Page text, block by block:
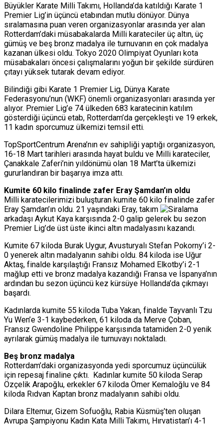
Büyükler Karate Milli Takımı, Hollanda’da katıldığı Karate 1
Premier Lig’in üçüncü etabından mutlu dönüyor. Dünya
sıralamasına puan veren organizasyonlar arasında yer alan
Rotterdam’daki müsabakalarda Milli karateciler üç altın, üç
gümüş ve beş bronz madalya ile turnuvanın en çok madalya
kazanan ülkesi oldu. Tokyo 2020 Olimpiyat Oyunları kota
müsabakaları öncesi çalışmalarını yoğun bir şekilde sürdüren
çıtayı yüksek tutarak devam ediyor.
Bilindiği gibi Karate 1 Premier Lig, Dünya Karate
Federasyonu’nun (WKF) önemli organizasyonları arasında yer
alıyor. Premier Lig’e 74 ülkeden 683 karatecinin katılım
gösterdiği üçüncü etab, Rotterdam’da gerçekleşti ve 19 erkek,
11 kadın sporcumuz ülkemizi temsil etti.
TopSportCentrum Arena’nın ev sahipliği yaptığı organizasyon,
16-18 Mart tarihleri arasında hayat buldu ve Milli karateciler,
Çanakkale Zaferi’nin yıldönümü olan 18 Mart’ta ülkemizi
gururlandıran bir başarıya imza attı.
Kumite 60 kilo finalinde zafer Eray Şamdan’ın oldu
Milli karatecilerimizi buluşturan kumite 60 kilo finalinde zafer
Eray Şamdan’ın oldu. 21 yaşındaki Eray, takım
arkadaşı Aykut Kaya karşısında 2-0 galip gelerek bu sezon
Premier Lig’de üst üste ikinci altın madalyasını kazandı.
Kumite 67 kiloda Burak Uygur, Avusturyalı Stefan Pokorny’i 2-
0 yenerek altın madalyanın sahibi oldu. 84 kiloda ise Uğur
Aktaş, finalde karşılaştığı Fransız Mohamed Elkotby’i 2-1
mağlup etti ve bronz madalya kazandığı Fransa ve İspanya’nın
ardından bu sezon üçüncü kez kürsüye Hollanda’da çıkmayı
başardı.
Kadınlarda kumite 55 kiloda Tuba Yakan, finalde Tayvanlı Tzu
Yu Wen’e 3-1 kaybederken, 61 kiloda da Merve Çoban,
Fransız Gwendoline Philippe karşısında tatamiden 2-0 yenik
ayrılarak gümüş madalya ile turnuvayı noktaladı.
Beş bronz madalya
Rotterdam’daki organizasyonda yedi sporcumuz üçüncülük
için repesaj finaline çıktı. Kadınlar kumite 50 kiloda Serap
Özçelik Arapoğlu, erkekler 67 kiloda Ömer Kemaloğlu ve 84
kiloda Rıdvan Kaptan bronz madalyanın sahibi oldu.
Dilara Eltemur, Gizem Sofuoğlu, Rabia Küsmüş’ten oluşan
Avrupa Şampiyonu Kadın Kata Milli Takımı, Hırvatistan’ı 4-1